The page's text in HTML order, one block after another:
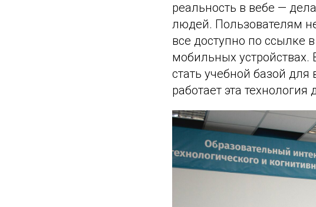
реальность в вебе —
людей. Пользователям
все доступно по ссылке
мобильных
стать учебной базой для
работает эта